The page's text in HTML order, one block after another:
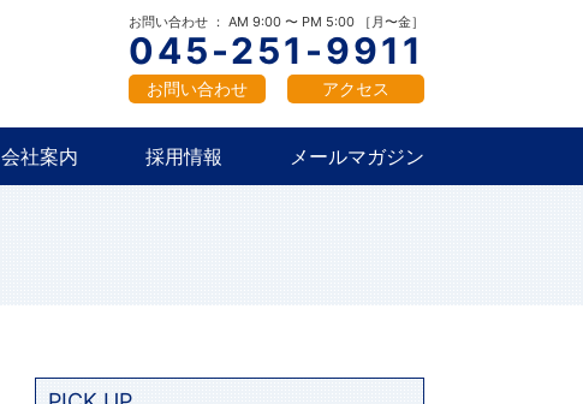
お問い合わせ ： AM 9:00 〜 PM 5:00 ［月〜金］
045-251-9911
お問い合わせ アクセス
会社案内 採用情報 メールマガジン
新卒採用
中途採用